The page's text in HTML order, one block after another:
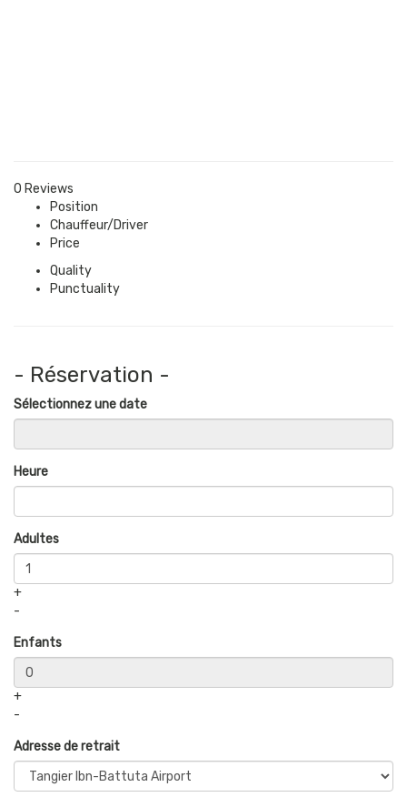
0 Reviews
Position
Chauffeur/Driver
Price
Quality
Punctuality
- Réservation -
Sélectionnez une date
Heure
Adultes
+
-
Enfants
+
-
Adresse de retrait